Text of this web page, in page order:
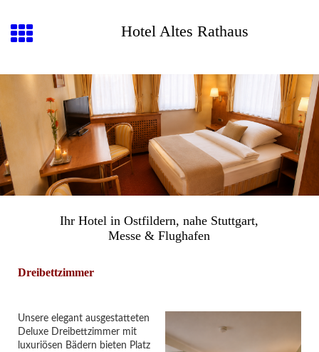
Hotel Altes Rathaus
Ihr Hotel in Ostfildern, nahe Stuttgart,
Messe & Flughafen
Dreibettzimmer
Unsere elegant ausgestatteten
Deluxe Dreibettzimmer mit
luxuriösen Bädern bieten Platz